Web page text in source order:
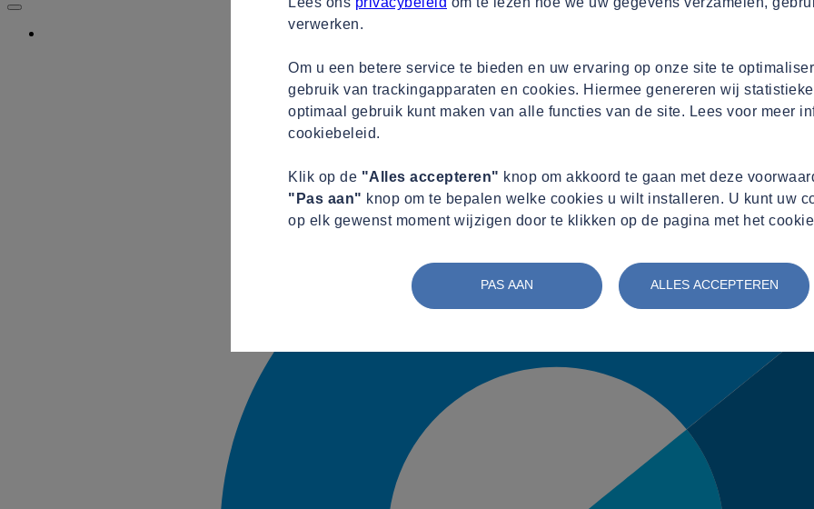
verwerken.
Om u een betere service te bieden en uw ervaring op onze site te
gebruik van trackingapparaten en cookies. Hiermee genereren wij
optimaal gebruik kunt maken van alle functies van de site. Lees voor meer
cookiebeleid.
Klik op de "Alles accepteren" knop om akkoord te gaan met deze
"Pas aan" knop om te bepalen welke cookies u wilt installeren. U kunt uw
op elk gewenst moment wijzigen door te klikken op de pagina met het
PAS AAN ALLES ACCEPTEREN